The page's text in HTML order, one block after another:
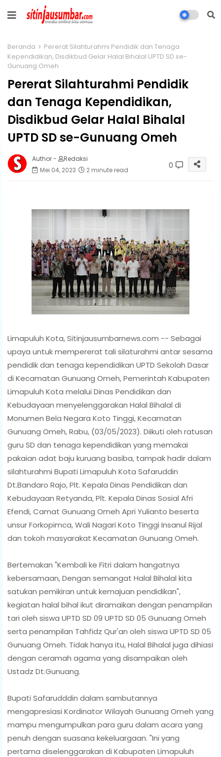
Beranda
Pererat Silahturahmi Pendidik dan Tenaga
Kependidikan, Disdikbud Gelar Halal Bihalal UPTD SD se-
Gunuang Omeh
Pererat Silahturahmi Pendidik
dan Tenaga Kependidikan,
Disdikbud Gelar Halal Bihalal
UPTD SD se-Gunuang Omeh
Author -
Redaksi
Mei 04, 2023
2 minute read 0
Limapuluh Kota, Sitinjausumbarnews.com -- Sebagai
upaya untuk mempererat tali silaturahmi antar sesama
pendidik dan tenaga kependidikan UPTD Sekolah Dasar
di Kecamatan Gunuang Omeh, Pemerintah Kabupaten
Limapuluh Kota melalui Dinas Pendidikan dan
Kebudayaan menyelenggarakan Halal Bihalal di
Monumen Bela Negara Koto Tinggi, Kecamatan
Gunuang Omeh, Rabu, (03/05/2023). Diikuti oleh ratusan
guru SD dan tenaga kependidikan yang memakai
pakaian adat baju kuruang basiba, tampak hadir dalam
silahturahmi Bupati Limapuluh Kota Safaruddin
Dt.Bandaro Rajo, Plt. Kepala Dinas Pendidikan dan
Kebudayaan Retyanda, Plt. Kepala Dinas Sosial Afri
Efendi, Camat Gunuang Omeh Apri Yulianto beserta
unsur Forkopimca, Wali Nagari Koto Tinggi Insanul Rijal
dan tokoh masyarakat Kecamatan Gunuang Omeh.
Bertemakan "Kembali ke Fitri dalam hangatnya
kebersamaan, Dengan semangat Halal Bihalal kita
satukan pemikiran untuk kemajuan pendidikan",
kegiatan halal bihal ikut diramaikan dengan penampilan
tari oleh siswa UPTD SD 09 UPTD SD 05 Gunuang Omeh
serta penampilan Tahfidz Qur'an oleh siswa UPTD SD 05
Gunuang Omeh. Tidak hanya itu, Halal Bihalal juga dihiasi
dengan ceramah agama yang disampaikan oleh
Ustadz Dt.Gunuang.
Bupati Safarudddin dalam sambutannya
mengapresiasi Kordinator Wilayah Gunuang Omeh yang
mampu mengumpulkan para guru dalam acara yang
penuh dengan suasana kekeluargaan. "Ini yang
pertama diselenggarakan di Kabupaten Limapuluh